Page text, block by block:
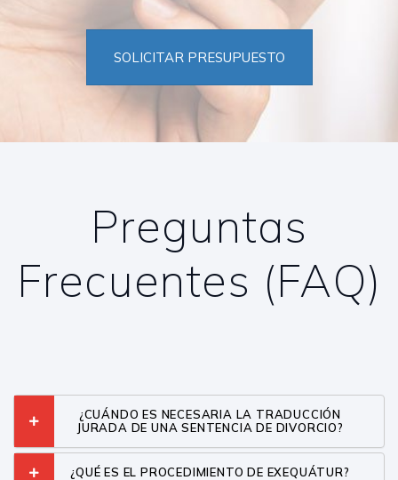
SOLICITAR PRESUPUESTO
Preguntas
Frecuentes (FAQ)
¿CUÁNDO ES NECESARIA LA TRADUCCIÓN
JURADA DE UNA SENTENCIA DE DIVORCIO?
¿QUÉ ES EL PROCEDIMIENTO DE EXEQUÁTUR?